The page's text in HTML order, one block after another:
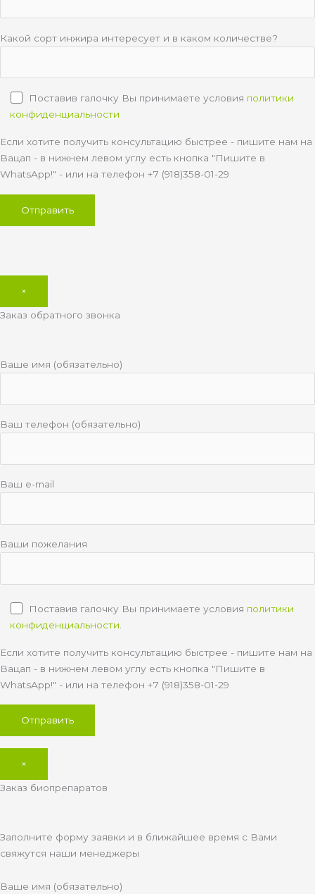
Какой сорт инжира интересует и в каком количестве?
Поставив галочку Вы принимаете условия политики
конфиденциальности
Если хотите получить консультацию быстрее - пишите нам на
Вацап - в нижнем левом углу есть кнопка "Пишите в
WhatsApp!" - или на телефон +7 (918)358-01-29
×
Заказ обратного звонка
Ваше имя (обязательно)
Ваш телефон (обязательно)
Ваш e-mail
Ваши пожелания
Поставив галочку Вы принимаете условия политики
конфиденциальности
Если хотите получить консультацию быстрее - пишите нам на
Вацап - в нижнем левом углу есть кнопка "Пишите в
WhatsApp!" - или на телефон +7 (918)358-01-29
×
Заказ биопрепаратов
Заполните форму заявки и в ближайшее время с Вами
свяжутся наши менеджеры
Ваше имя (обязательно)